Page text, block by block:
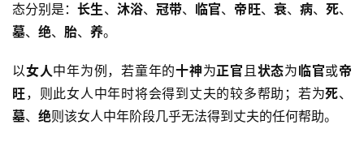
态分别是：长生、 沐浴、 冠带、 临官、 帝旺、 衰、 病、死、
墓、 绝、 胎、 养。
以女人中年为例，若童年的十神为正官且状态为临官或帝
旺，则此女人中年时将会得到丈夫的较多帮助；若为死、
墓、 绝则该女人中年阶段几乎无法得到丈夫的任何帮助。